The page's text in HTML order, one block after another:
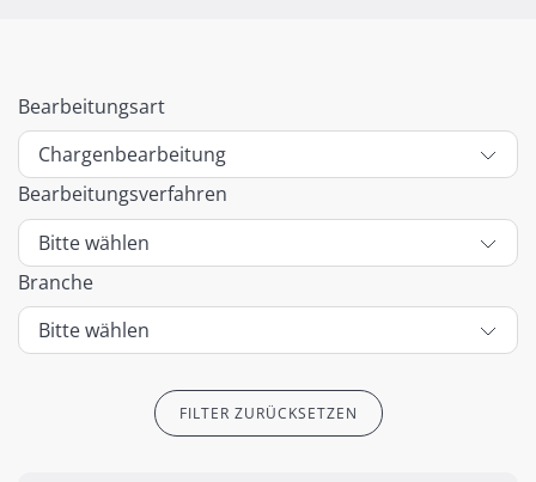
Bearbeitungsart
Bearbeitungsverfahren
Branche
FILTER ZURÜCKSETZEN